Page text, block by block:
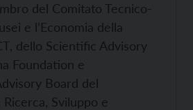
del Comitato Tecnico-
e l’Economia della
dello Scientific Advisory
Foundation e
Board del
Sviluppo e